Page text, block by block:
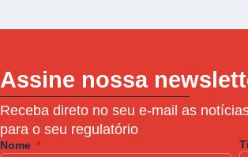
Assine nossa
Receba direto no seu e-mail as
para o seu regulatório
Nome